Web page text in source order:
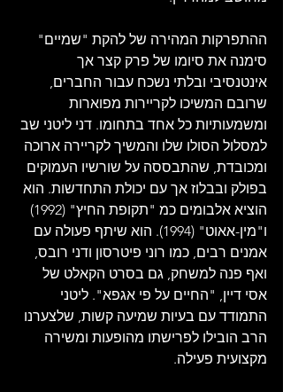
ההתפרקות המהירה של להקת "שמיים"
סימנה את סיומו של פרק קצר אך
אינטנסיבי ובלתי נשכח עבור החברים,
שרובם המשיכו לקריירות מפוארות
ומשמעותיות כל אחד בתחומו. דני ליטני שב
למסלול הסולו שלו והמשיך לקריירה ארוכה
ומכובדת, שהתבססה על שורשיו העמוקים
בפולק ובבלוז אך עם יכולת התחדשות. הוא
הוציא אלבומים כמ "תקופת החיץ" (1992)
ו"מין-אאוט" (1994). הוא שיתף פעולה עם
אמנים רבים, כמו רוני פיטרסון ודני רובס,
ואף פנה למשחק, גם בסרט הקאלט של
אסי דיין, "החיים על פי אגפא". ליטני
התמודד עם בעיות שמיעה קשות, שלצערנו
הרב הובילו לפרישתו מהופעות ומשירה
מקצועית פעילה.